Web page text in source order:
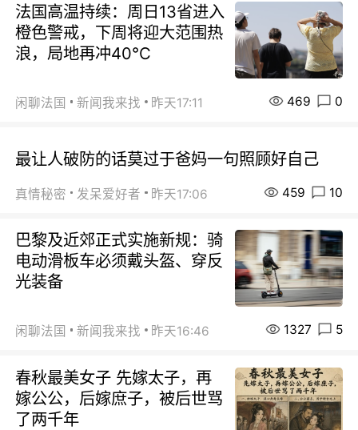
法国高温持续：周日13省进入
橙色警戒，下周将迎大范围热
浪，局地再冲40℃
闲聊法国 新闻我来找 昨天17:11 469 0
最让人破防的话莫过于爸妈一句照顾好自己
真情秘密 发呆爱好者 昨天17:06 459 10
巴黎及近郊正式实施新规：骑
电动滑板车必须戴头盔、穿反
光装备
闲聊法国 新闻我来找 昨天16:46 1327 5
春秋最美女子 先嫁太子，再
嫁公公，后嫁庶子，被后世骂
了两千年